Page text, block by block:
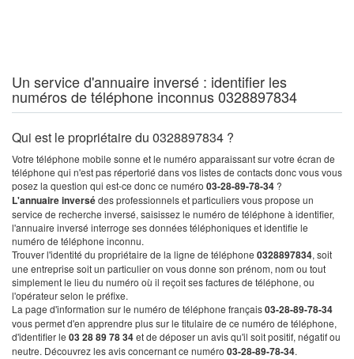
Un service d'annuaire inversé : identifier les
numéros de téléphone inconnus 0328897834
Qui est le propriétaire du 0328897834 ?
Votre téléphone mobile sonne et le numéro apparaissant sur votre écran de
téléphone qui n'est pas répertorié dans vos listes de contacts donc vous vous
posez la question qui est-ce donc ce numéro 03-28-89-78-34 ?
L'annuaire inversédes professionnels et particuliers vous propose un
service de recherche inversé, saisissez le numéro de téléphone à identifier,
l'annuaire inversé interroge ses données téléphoniques et identifie le
numéro de téléphone inconnu.
Trouver l'identité du propriétaire de la ligne de téléphone 0328897834, soit
une entreprise soit un particulier on vous donne son prénom, nom ou tout
simplement le lieu du numéro où il reçoit ses factures de téléphone, ou
l'opérateur selon le préfixe.
La page d'information sur le numéro de téléphone français03-28-89-78-34
vous permet d'en apprendre plus sur le titulaire de ce numéro de téléphone,
d'identifier le 03 28 89 78 34et de déposer un avis qu'il soit positif, négatif ou
neutre. Découvrez les avis concernant ce numéro 03-28-89-78-34.